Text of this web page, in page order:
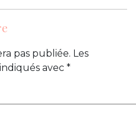
pas publiée. Les
avec *